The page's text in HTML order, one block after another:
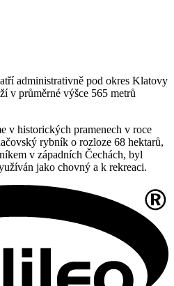
administrativně pod okres Klatovy
v průměrné výšce 565 metrů
v historických pramenech v roce
rybník o rozloze 68 hektarů,
v západních Čechách, byl
jako chovný a k rekreaci.